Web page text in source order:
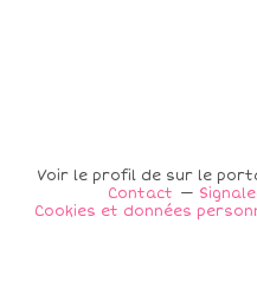
Voir le profil de sur le
Contact
Cookies et données